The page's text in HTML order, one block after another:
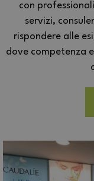
con
servizi,
rispondere alle
dove competenza